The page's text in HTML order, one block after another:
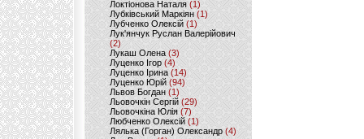
Локтіонова Наталя (1)
Лубківський Маркіян(1)
Лубченко Олексій (1)
Лук'янчук Руслан Валерійович
(2)
Лукаш Олена (3)
Луценко Ігор (4)
Луценко Ірина (14)
Луценко Юрій (94)
Львов Богдан (1)
Льовочкін Сергій (29)
Льовочкіна Юлія(7)
Любченко Олексій(1)
Лялька (Горган) Олександр(4)